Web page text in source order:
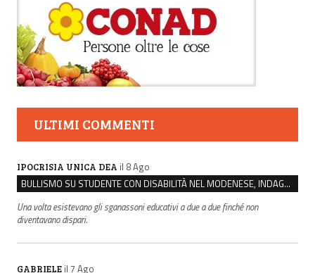
ULTIMI COMMENTI
IPOCRISIA UNICA DEA il 8 Ago
BULLISMO SU STUDENTE CON DISABILITÀ NEL MODENESE, INDAGATI DUE RAGAZZI DI 16 ANNI
Una volta esistevano gli sganassoni educativi a due a due finché non
diventavano dispari.
GABRIELE il 7 Ago